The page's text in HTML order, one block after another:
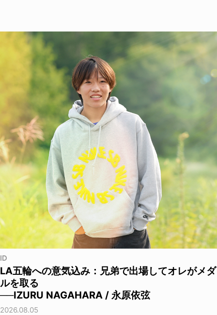
ID
LA五輪への意気込み：兄弟で出場してオレがメダ
ルを取る
──IZURU NAGAHARA / 永原依弦
2026.08.05